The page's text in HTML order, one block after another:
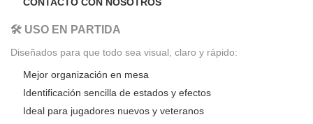
CONTACTO CON NOSOTROS
🛠️ USO EN PARTIDA
Diseñados para que todo sea visual, claro y rápido:
Mejor organización en mesa
Identificación sencilla de estados y efectos
Ideal para jugadores nuevos y veteranos